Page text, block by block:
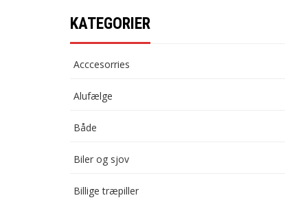
KATEGORIER
Acccesorries
Alufælge
Både
Biler og sjov
Billige træpiller